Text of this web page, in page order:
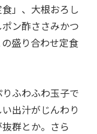
」、大根おろし
ン酢ささみかつ
盛り合わせ定食
ふわふわ玉子で
出汁がじんわり
群とか。さら